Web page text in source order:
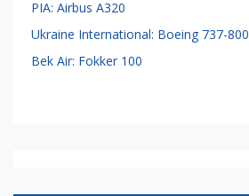
PIA: Airbus A320
Ukraine International: Boeing 737-800
Bek Air: Fokker 100